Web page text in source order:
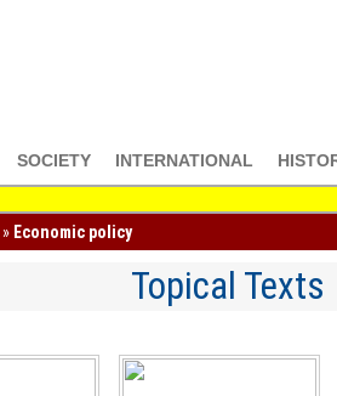
SOCIETY INTERNATIONAL
» Economic policy
Topical Texts